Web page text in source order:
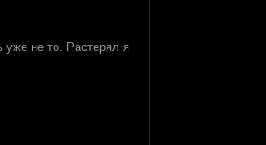
уже не то. Растерял я